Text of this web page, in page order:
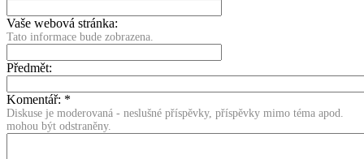
Vaše webová stránka:
Tato informace bude zobrazena.
Předmět:
Komentář: *
Diskuse je moderovaná - neslušné příspěvky, příspěvky mimo téma apod.
mohou být odstraněny.